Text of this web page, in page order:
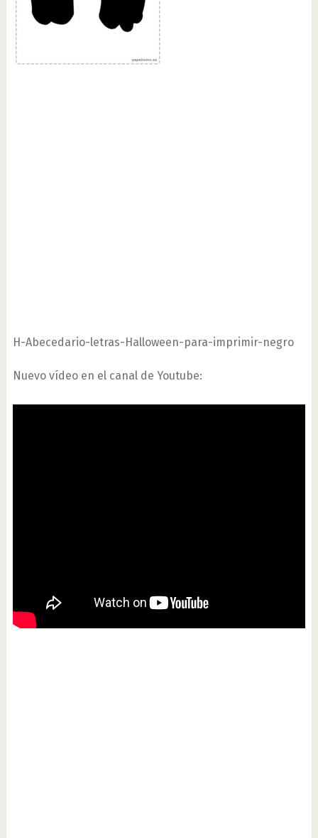
H-Abecedario-letras-Halloween-para-imprimir-negro
Nuevo vídeo en el canal de Youtube: